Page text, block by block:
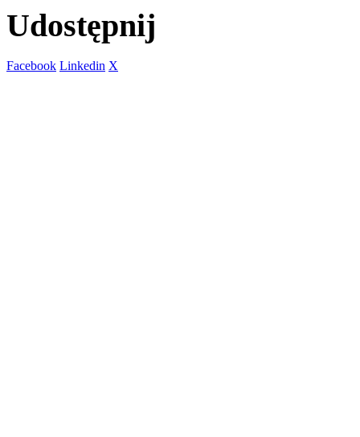
Udostępnij
Facebook Linkedin X